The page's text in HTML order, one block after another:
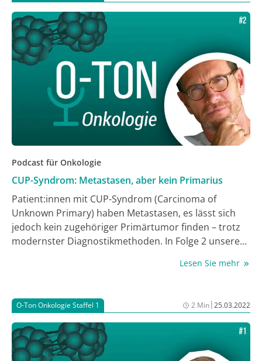
Podcast für Onkologie
CUP-Syndrom: Metastasen, aber kein Primarius
Patient:innen mit CUP-Syndrom (Carcinoma of
Unknown Primary) haben Metastasen, es lässt sich
jedoch kein zugehöriger Primärtumor finden – trotz
modernster Diagnostikmethoden. In Folge 2 unseres
zertifiziert ist, spricht Prof. Dr. Alwin Krämer, Leiter
Heidelberg, mit Antje Blum und Dr. Astrid Heinl vom
JOURNAL ONKOLOGIE über aktuelle Studien,
diagnostische und therapeutische Optionen sowie
mögliche Erklärungen für die Entstehung eines CUP-
Syndroms. Hören Sie rein und punkten Sie mit!
Lesen Sie mehr
O-Ton Onkologie Staffel 1 2 Min|25.03.2022